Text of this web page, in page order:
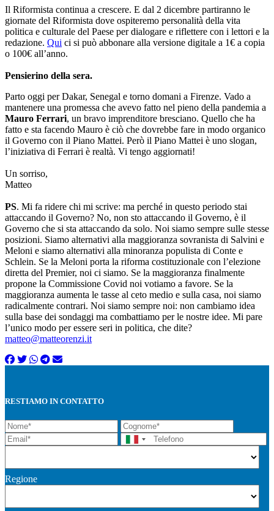
Il Riformista continua a crescere. E dal 2 dicembre partiranno le
giornate del Riformista dove ospiteremo personalità della vita
politica e culturale del Paese per dialogare e riflettere con i lettori e la
redazione. Qui ci si può abbonare alla versione digitale a 1€ a copia
o 100€ all’anno.
Pensierino della sera.
Parto oggi per Dakar, Senegal e torno domani a Firenze. Vado a
mantenere una promessa che avevo fatto nel pieno della pandemia a
Mauro Ferrari, un bravo imprenditore bresciano. Quello che ha
fatto e sta facendo Mauro è ciò che dovrebbe fare in modo organico
il Governo con il Piano Mattei. Però il Piano Mattei è uno slogan,
l’iniziativa di Ferrari è realtà. Vi tengo aggiornati!
Un sorriso,
Matteo
PS. Mi fa ridere chi mi scrive: ma perché in questo periodo stai
attaccando il Governo? No, non sto attaccando il Governo, è il
Governo che si sta attaccando da solo. Noi siamo sempre sulle stesse
posizioni. Siamo alternativi alla maggioranza sovranista di Salvini e
Meloni e siamo alternativi alla minoranza populista di Conte e
Schlein. Se la Meloni porta la riforma costituzionale con l’elezione
diretta del Premier, noi ci siamo. Se la maggioranza finalmente
propone la Commissione Covid noi votiamo a favore. Se la
maggioranza aumenta le tasse al ceto medio e sulla casa, noi siamo
radicalmente contrari. Noi siamo sempre noi: non cambiamo idea
sulla base dei sondaggi ma combattiamo per le nostre idee. Mi pare
l’unico modo per essere seri in politica, che dite?
matteo@matteorenzi.it
RESTIAMO IN CONTATTO
Regione